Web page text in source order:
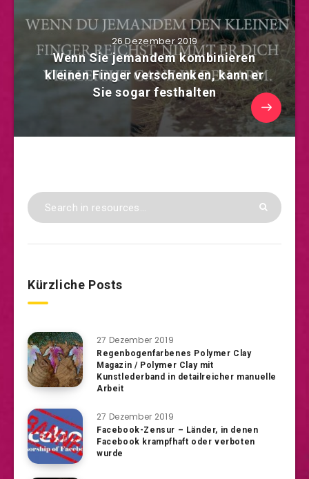
26 Dezember 2019
Wenn Sie jemandem kombinieren
kleinen Finger verschenken, kann er
Sie sogar festhalten
Kürzliche Posts
27 Dezember 2019
Regenbogenfarbenes Polymer Clay
Magazin / Polymer Clay mit
Kunstlederband in detailreicher manuelle
Arbeit
27 Dezember 2019
Facebook-Zensur – Länder, in denen
Facebook krampfhaft oder verboten
wurde